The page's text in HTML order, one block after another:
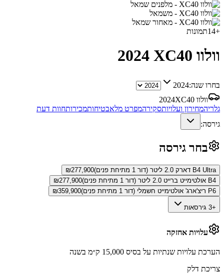
+
14תמונות
וולוו XC40 2024
בחרו שנה:2024
וולוו XC40
2024
גלריהמחירון ועלויותסקירהמפרט מלאבטיחותמכירותחוות דעת
גירסה:
בחר גירסה
B4 Ultra דארק 2.0 ליטר (דור 1 מתיחת פנים) ₪277,900
B4 אולטימייט ברייט 2.0 ליטר (דור 1 מתיחת פנים)
₪277,900
P6 ריצ'ארג' אולטימייט חשמלי (דור 1 מתיחת פנים)
₪359,900
+3 גירסאות
עלויות אחזקה
הערכת עלויות שנתיות על בסיס 15,000 ק״מ בשנה
צריכת דלק